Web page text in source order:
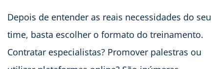
Depois de entender as reais necessidades do seu
time, basta escolher o formato do treinamento.
Contratar especialistas? Promover palestras ou